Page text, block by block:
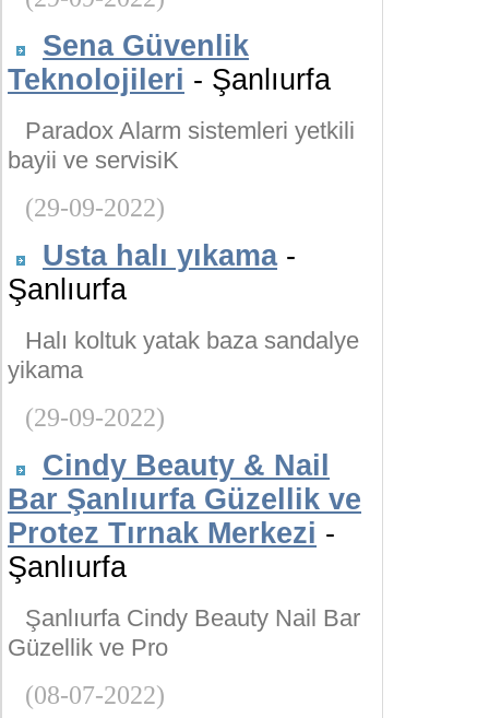
Sena Güvenlik
Teknolojileri - Şanlıurfa
Paradox Alarm sistemleri yetkili
bayii ve servisiK
(29-09-2022)
Usta halı yıkama-
Şanlıurfa
Halı koltuk yatak baza sandalye
yikama
(29-09-2022)
Cindy Beauty & Nail
Bar Şanlıurfa Güzellik ve
Protez Tırnak Merkezi -
Şanlıurfa
Şanlıurfa Cindy Beauty Nail Bar
Güzellik ve Pro
(08-07-2022)